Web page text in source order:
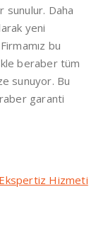
sunulur. Daha
yeni
bu
beraber tüm
sunuyor. Bu
garanti